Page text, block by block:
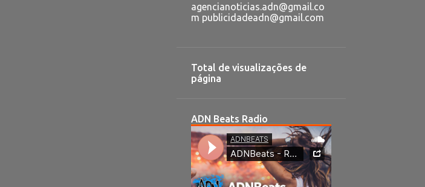
agencianoticias.adn@gmail.co
m publicidadeadn@gmail.com
Total de visualizações de
página
ADN Beats Radio